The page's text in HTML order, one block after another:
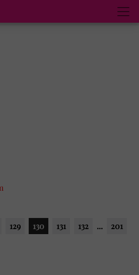
129 130 131 132 ...
201